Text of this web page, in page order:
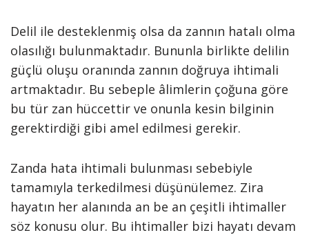
Delil ile desteklenmiş olsa da zannın hatalı olma
olasılığı bulunmaktadır. Bununla birlikte delilin
güçlü oluşu oranında zannın doğruya ihtimali
artmaktadır. Bu sebeple âlimlerin çoğuna göre
bu tür zan hüccettir ve onunla kesin bilginin
gerektirdiği gibi amel edilmesi gerekir.
Zanda hata ihtimali bulunması sebebiyle
tamamıyla terkedilmesi düşünülemez. Zira
hayatın her alanında an be an çeşitli ihtimaller
söz konusu olur. Bu ihtimaller bizi hayatı devam